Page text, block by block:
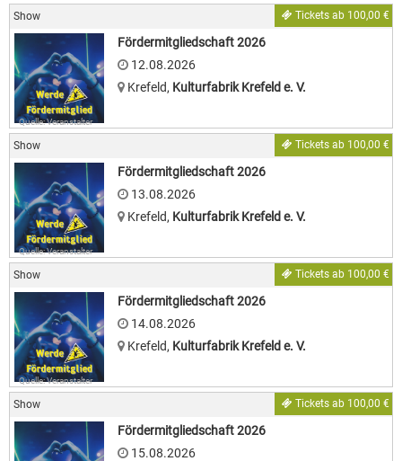
Show Tickets ab 100,00 €
Quelle: Veranstalter
Fördermitgliedschaft 2026
12.08.2026
Krefeld, Kulturfabrik Krefeld e. V.
Show Tickets ab 100,00 €
Quelle: Veranstalter
Fördermitgliedschaft 2026
13.08.2026
Krefeld, Kulturfabrik Krefeld e. V.
Show Tickets ab 100,00 €
Quelle: Veranstalter
Fördermitgliedschaft 2026
14.08.2026
Krefeld, Kulturfabrik Krefeld e. V.
Show Tickets ab 100,00 €
Fördermitgliedschaft 2026
15.08.2026